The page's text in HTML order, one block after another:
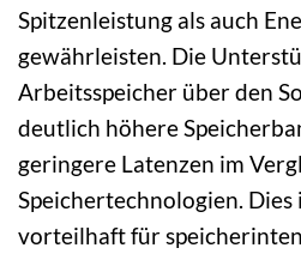
Spitzenleistung als auch
gewährleisten. Die
Arbeitsspeicher über den
deutlich höhere
geringere Latenzen im
Speichertechnologien. Dies
vorteilhaft für